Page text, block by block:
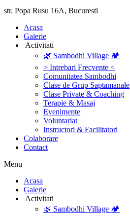
str. Popa Rusu 16A, Bucuresti
‎Acasa
Galerie
‎ ‎Activitati‎
🌿 Sambodhi Village 🏕️
> Intrebari Frecvente <
Comunitatea Sambodhi
Clase de Grup Saptamanale
Clase Private & Coaching
Terapie & Masaj
‎Evenimente
Voluntariat
‏‏‎Instructori & Facilitatori
Colaborare
Contact
Menu
‎Acasa
Galerie
‎ ‎Activitati‎
🌿 Sambodhi Village 🏕️